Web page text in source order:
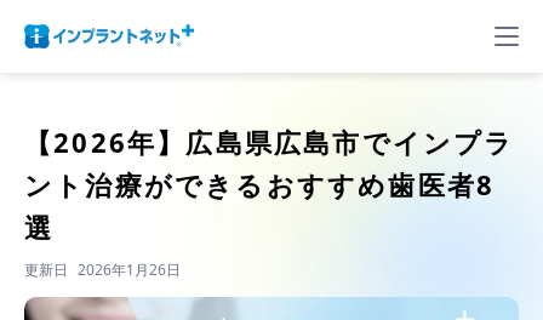
【2026年】 広島県広島市でインプラ
ント治療ができるおすすめ歯医者8
選
更新日 2026年1月26日